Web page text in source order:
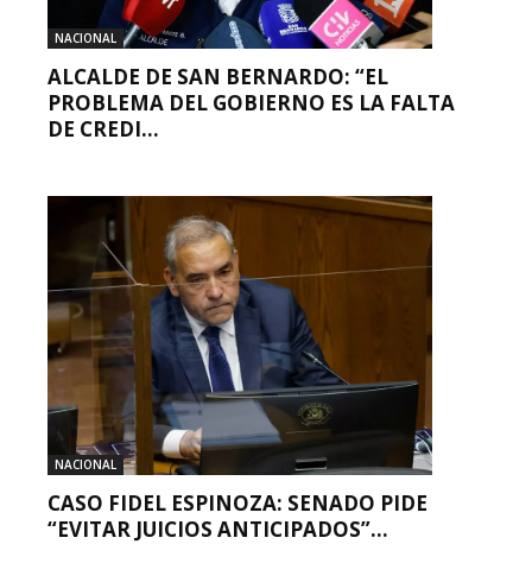
NACIONAL
ALCALDE DE SAN BERNARDO: “EL
PROBLEMA DEL GOBIERNO ES LA FALTA
DE CREDI...
NACIONAL
CASO FIDEL ESPINOZA: SENADO PIDE
“EVITAR JUICIOS ANTICIPADOS”...